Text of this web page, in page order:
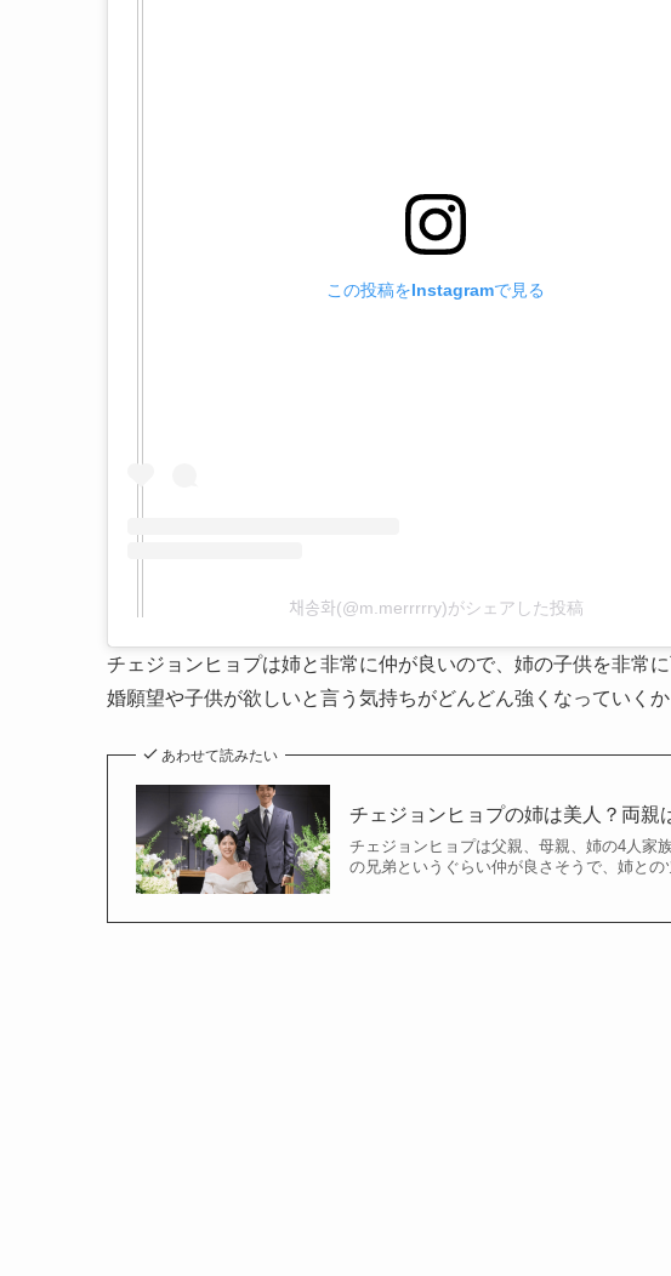
この投稿をInstagramで見る
채송화(@m.merrrrry)がシェアした投稿
チェジョンヒョプは姉と非常に仲が良いので、姉の子供を非常
婚願望や子供が欲しいと言う気持ちがどんどん強くなっていくか
あわせて読みたい
チェジョンヒョプの姉は美人？両親
チェジョンヒョプは父親、母親、姉の4人家
の兄弟というぐらい仲が良さそうで、姉と